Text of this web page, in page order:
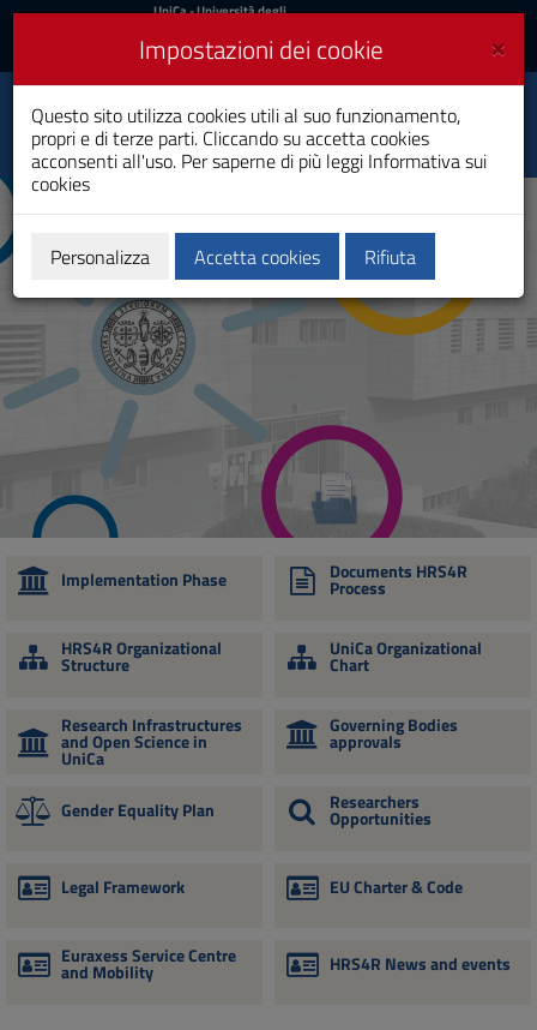
Vai
al
navigazione
del
sito
Vai
al
UniCa
Accedi
UniCa- Università degli
Accedi UniCA News
Toggle
navigation
HRS4R Strategy - Initial
phase
Implementation Phase Documents HRS4R
Process
HRS4R Organizational
Structure
UniCa Organizational
Chart
Research Infrastructures
and Open Science in
UniCa
Governing Bodies
approvals
Gender Equality Plan Researchers
Opportunities
Legal Framework EU Charter & Code
Euraxess Service Centre
and Mobility HRS4R News and events
×
Impostazioni dei cookie
Questo sito utilizza cookies utili al suo funzionamento,
propri e di terze parti. Cliccando su accetta cookies
acconsenti all'uso. Per saperne di più leggi Informativa sui
cookies
Personalizza Accetta cookies Rifiuta